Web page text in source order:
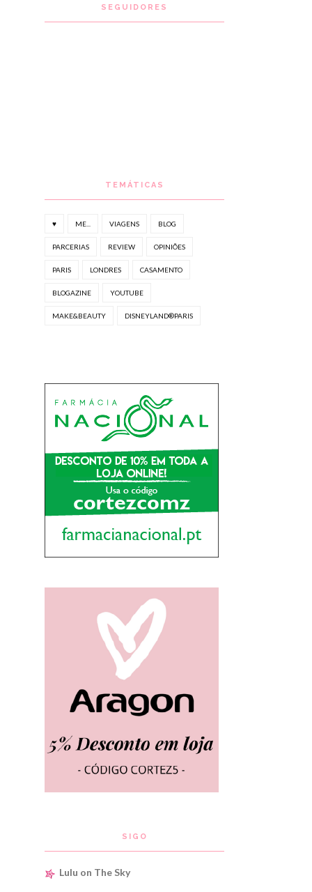
SEGUIDORES
TEMÁTICAS
♥ ME... VIAGENS BLOG
PARCERIAS REVIEW OPINIÕES
PARIS LONDRES CASAMENTO
BLOGAZINE YOUTUBE
MAKE&BEAUTY DISNEYLAND®PARIS
SIGO
Lulu on The Sky